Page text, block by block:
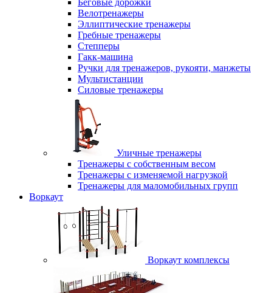
Беговые дорожки
Велотренажеры
Эллиптические тренажеры
Гребные тренажеры
Степперы
Гакк-машина
Ручки для тренажеров, рукояти, манжеты
Мультистанции
Силовые тренажеры
Уличные тренажеры
Тренажеры с собственным весом
Тренажеры с изменяемой нагрузкой
Тренажеры для маломобильных групп
Воркаут
Воркаут комплексы